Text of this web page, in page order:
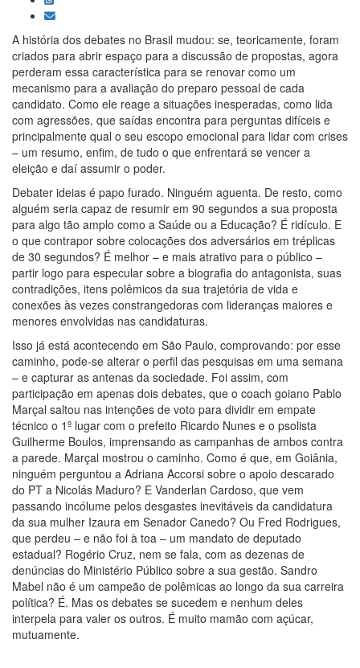
A história dos debates no Brasil mudou: se, teoricamente, foram
criados para abrir espaço para a discussão de propostas, agora
perderam essa característica para se renovar como um
mecanismo para a avaliação do preparo pessoal de cada
candidato. Como ele reage a situações inesperadas, como lida
com agressões, que saídas encontra para perguntas difíceis e
principalmente qual o seu escopo emocional para lidar com crises
– um resumo, enfim, de tudo o que enfrentará se vencer a
eleição e daí assumir o poder.
Debater ideias é papo furado. Ninguém aguenta. De resto, como
alguém seria capaz de resumir em 90 segundos a sua proposta
para algo tão amplo como a Saúde ou a Educação? É ridículo. E
o que contrapor sobre colocações dos adversários em tréplicas
de 30 segundos? É melhor – e mais atrativo para o público –
partir logo para especular sobre a biografia do antagonista, suas
contradições, itens polêmicos da sua trajetória de vida e
conexões às vezes constrangedoras com lideranças maiores e
menores envolvidas nas candidaturas.
Isso já está acontecendo em São Paulo, comprovando: por esse
caminho, pode-se alterar o perfil das pesquisas em uma semana
– e capturar as antenas da sociedade. Foi assim, com
participação em apenas dois debates, que o coach goiano Pablo
Marçal saltou nas intenções de voto para dividir em empate
técnico o 1º lugar com o prefeito Ricardo Nunes e o psolista
Guilherme Boulos, imprensando as campanhas de ambos contra
a parede. Marçal mostrou o caminho. Como é que, em Goiânia,
ninguém perguntou a Adriana Accorsi sobre o apoio descarado
do PT a Nicolás Maduro? E Vanderlan Cardoso, que vem
passando incólume pelos desgastes inevitáveis da candidatura
da sua mulher Izaura em Senador Canedo? Ou Fred Rodrigues,
que perdeu – e não foi à toa – um mandato de deputado
estadual? Rogério Cruz, nem se fala, com as dezenas de
denúncias do Ministério Público sobre a sua gestão. Sandro
Mabel não é um campeão de polêmicas ao longo da sua carreira
política? É. Mas os debates se sucedem e nenhum deles
interpela para valer os outros. É muito mamão com açúcar,
mutuamente.